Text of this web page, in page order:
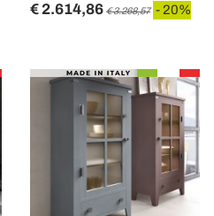
€ 2.614,86 € 3.268,57 - 20%